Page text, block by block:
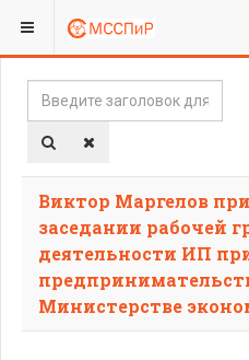
ВЫ ЗДЕСЬ: TAGS
Введите
заголовок
для
Виктор Маргелов
заседании рабочей
деятельности ИП
Министерстве